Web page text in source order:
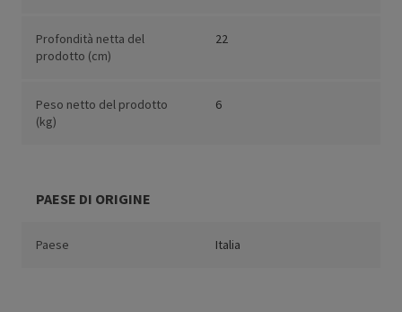
Profondità netta del
prodotto (cm)
22
Peso netto del prodotto
(kg)
6
PAESE DI ORIGINE
Paese Italia